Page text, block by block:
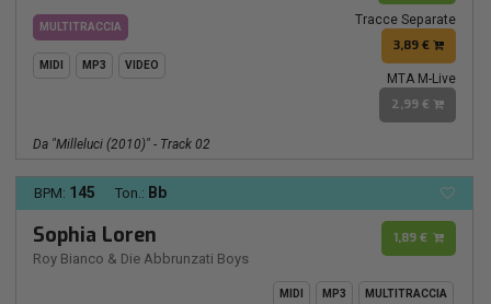
MULTITRACCIA
MIDI MP3 VIDEO
Tracce Separate
3,89 €
MTA M-Live
2,99 €
Da "Milleluci (2010)" - Track 02
BPM: 145 Ton.: Bb
Sophia Loren
Roy Bianco & Die Abbrunzati Boys
1,89 €
MIDI MP3 MULTITRACCIA